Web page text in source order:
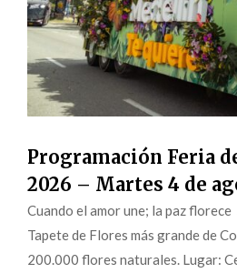
Programación Feria
2026 – Martes 4 de
Cuando el amor une; la paz
Tapete de Flores más grande de
200.000 flores naturales. Lugar: